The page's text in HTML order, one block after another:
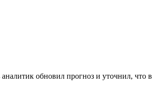
обновил прогноз и уточнил, что в